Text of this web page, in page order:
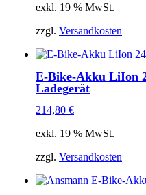
exkl. 19 % MwSt.
zzgl. Versandkosten
E-Bike-Akku LiIon
Ladegerät
214,80 €
exkl. 19 % MwSt.
zzgl. Versandkosten